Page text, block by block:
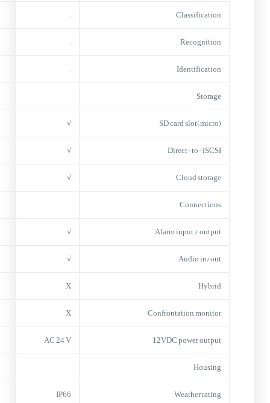
Classification
–
Recognition
–
Identification
–
Storage
(micro)SD card slot
√
Direct-to-iSCSI
√
Cloud storage
√
Connections
Alarm input / output
√
Audio in/out
√
Hybrid
X
Confrontation monitor
X
12VDC power output
AC 24 V
Housing
Weather rating
IP66